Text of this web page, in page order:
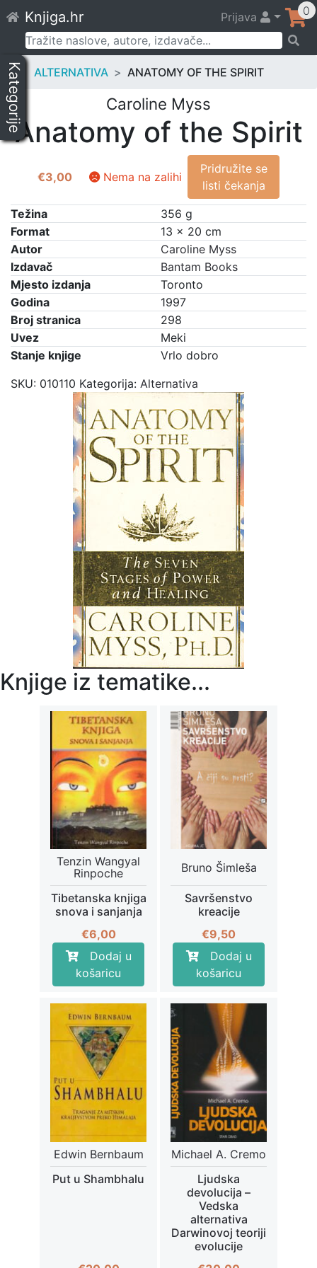
to
content
Knjiga.hr Prijava 0
Pretraži:
Kategorije ALTERNATIVA ANATOMY OF THE SPIRIT
Caroline Myss
Anatomy of the Spirit
€3,00 Nema na zalihi
Pridružite se
listi čekanja
Težina
356 g
Format
13 × 20 cm
Autor
Caroline Myss
Izdavač
Bantam Books
Mjesto izdanja
Toronto
Godina
1997
Broj stranica
298
Uvez
Meki
Stanje knjige
Vrlo dobro
SKU: 010110 Kategorija: Alternativa
Knjige iz tematike...
Tenzin Wangyal
Rinpoche
Tibetanska knjiga
snova i sanjanja
€6,00
Dodaj u
košaricu
Bruno Šimleša
Savršenstvo
kreacije
€9,50
Dodaj u
košaricu
Edwin Bernbaum
Put u Shambhalu
Michael A. Cremo
Ljudska
devolucija –
Vedska
alternativa
Darwinovoj teoriji
evolucije